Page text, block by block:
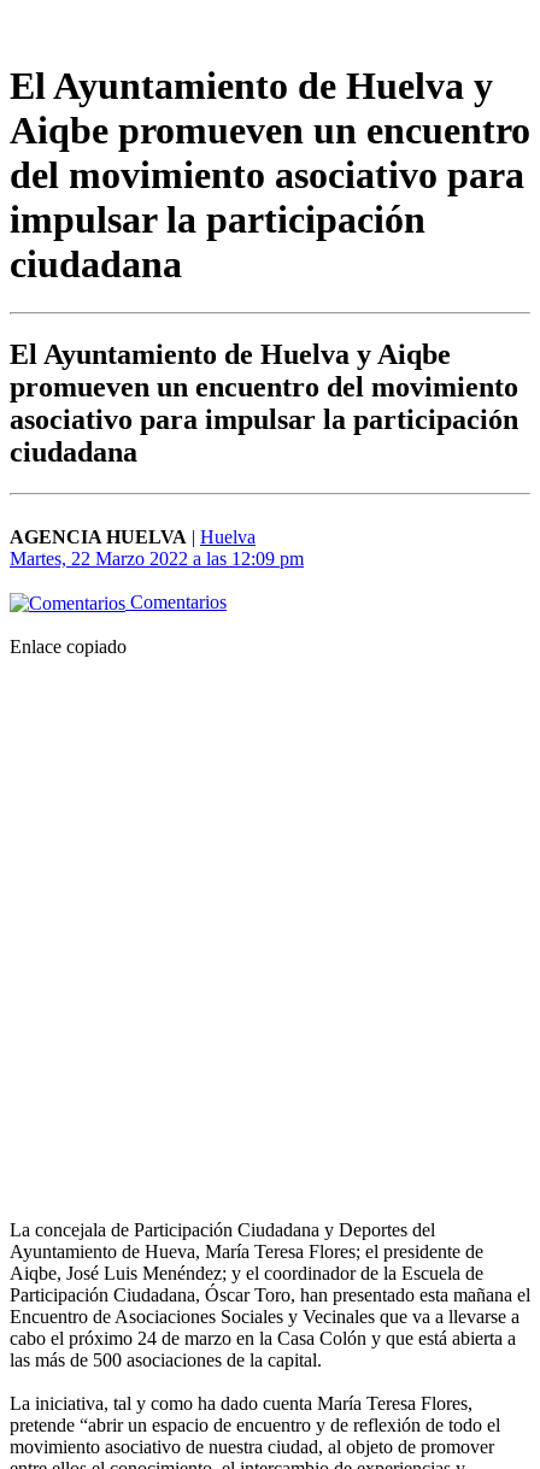
El Ayuntamiento de Huelva y
Aiqbe promueven un encuentro
del movimiento asociativo para
impulsar la participación
ciudadana
El Ayuntamiento de Huelva y Aiqbe
promueven un encuentro del movimiento
asociativo para impulsar la participación
ciudadana
AGENCIA HUELVA | Huelva
Martes, 22 Marzo 2022 a las 12:09 pm
Comentarios
Enlace copiado
La concejala de Participación Ciudadana y Deportes del
Ayuntamiento de Hueva, María Teresa Flores; el presidente de
Aiqbe, José Luis Menéndez; y el coordinador de la Escuela de
Participación Ciudadana, Óscar Toro, han presentado esta mañana el
Encuentro de Asociaciones Sociales y Vecinales que va a llevarse a
cabo el próximo 24 de marzo en la Casa Colón y que está abierta a
las más de 500 asociaciones de la capital.
La iniciativa, tal y como ha dado cuenta María Teresa Flores,
pretende “abrir un espacio de encuentro y de reflexión de todo el
movimiento asociativo de nuestra ciudad, al objeto de promover